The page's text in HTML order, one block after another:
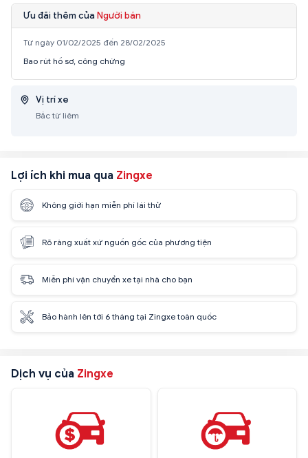
Ưu đãi thêm của Người bán
Từ ngày 01/02/2025 đến 28/02/2025
Bao rút hồ sơ, công chứng
Vị trí xe
Bắc từ liêm
Lợi ích khi mua qua Zingxe
Không giới hạn miễn phí lái thử
Rõ ràng xuất xứ nguồn gốc của phương tiện
Miễn phí vận chuyển xe tại nhà cho bạn
Bảo hành lên tới 6 tháng tại Zingxe toàn quốc
Dịch vụ của Zingxe